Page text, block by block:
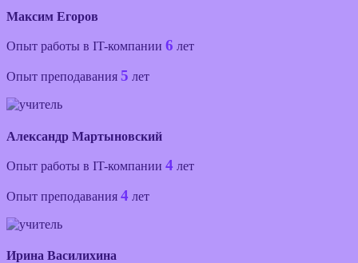
Максим Егоров
Опыт работы в IT-компании 6 лет
Опыт преподавания 5 лет
Александр Мартыновский
Опыт работы в IT-компании 4 лет
Опыт преподавания 4 лет
Ирина Василихина